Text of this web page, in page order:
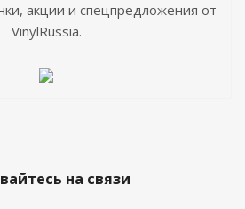
акции и спецпредложения от
VinylRussia.
на связи